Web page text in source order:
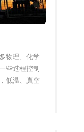
物理、化学
些过程控制
低温、真空